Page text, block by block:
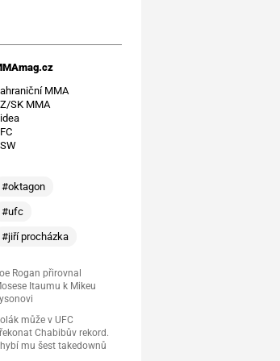
MMA
SK MMA
#oktagon
#ufc
#jiří procházka
Rogan přirovnal
Itaumu k Mikeu
může v UFC
Chabibův rekord.
mu šest takedownů